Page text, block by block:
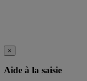
×
Aide à la saisie